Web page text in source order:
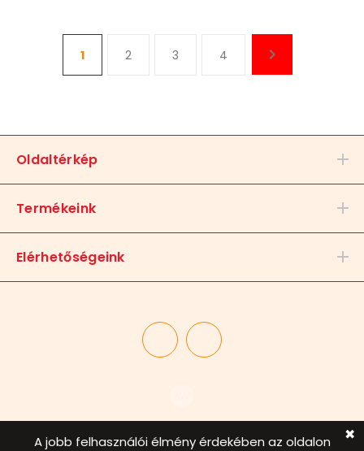
1 2 3 4
Oldaltérkép
Termékeink
Elérhetőségeink
A jobb felhasználói élmény érdekében az oldalon ✖